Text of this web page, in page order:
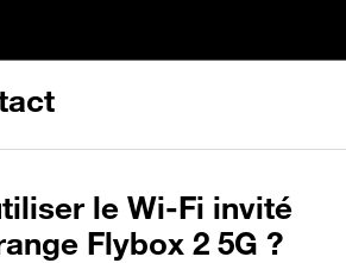
le Wi-Fi invité
Flybox 2 5G ?